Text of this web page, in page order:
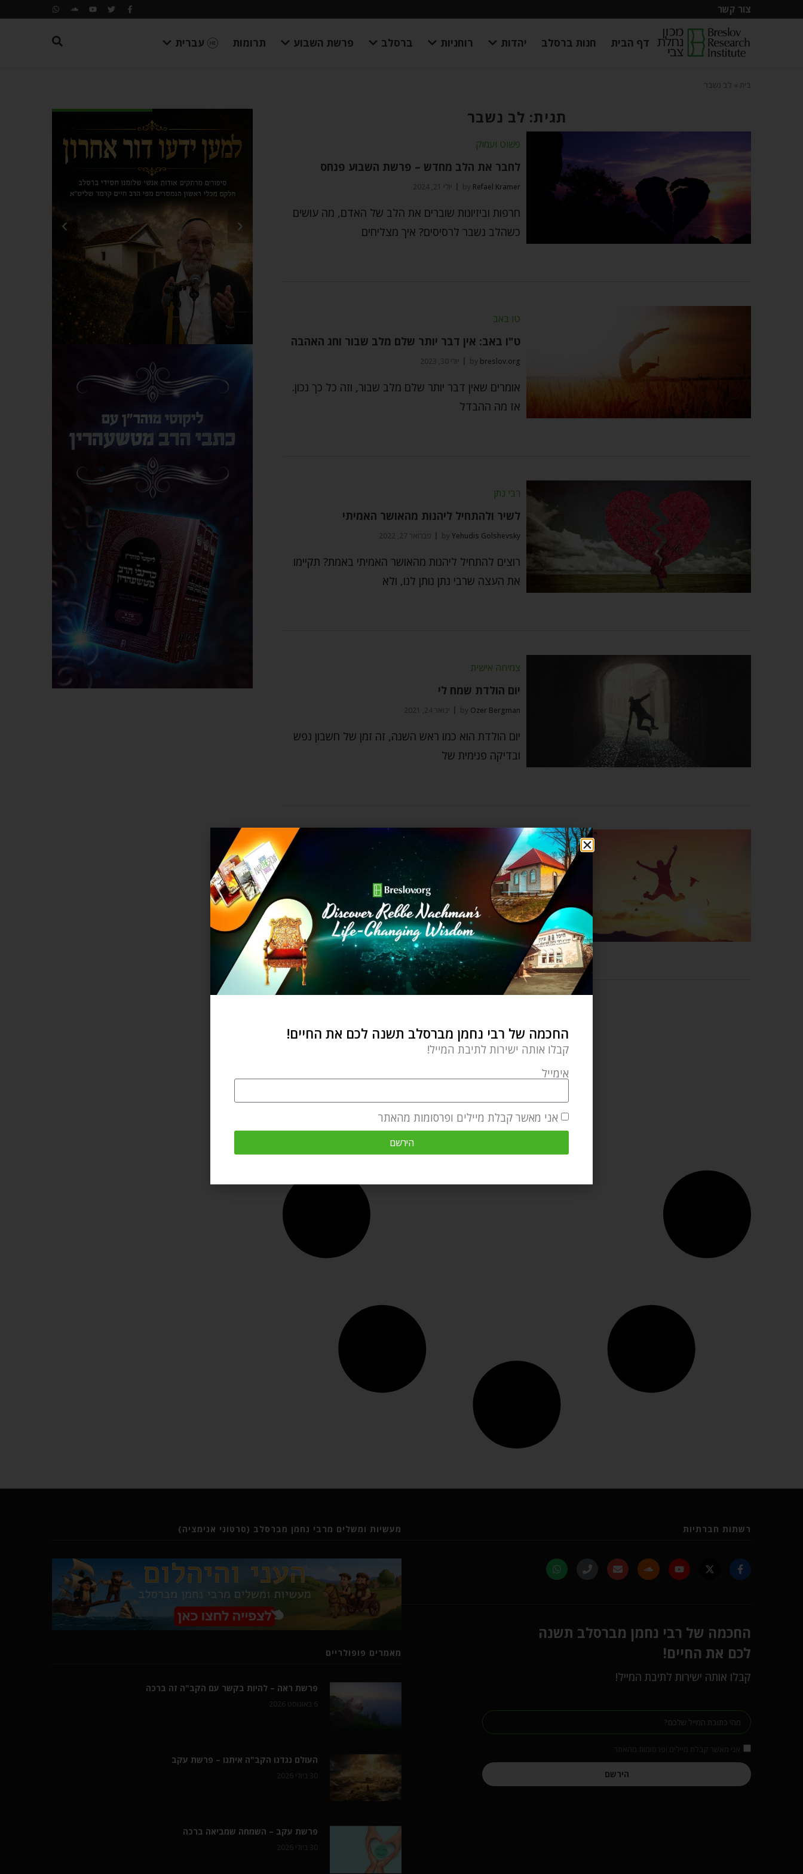
צור קשר
דף הבית חנות ברסלב יהדות רוחניות ברסלב פרשת השבוע תרומות עברית
בית לב נשבר
תגית: לב נשבר
פשוט ועמוק
לחבר את הלב מחדש – פרשת השבוע פנחס
by Refael Kramer יולי 21, 2024
חרפות וביזיונות שוברים את הלב של האדם, מה עושים
כשהלב נשבר לרסיסים? איך מצליחים
טו באב
ט"ו באב: אין דבר יותר שלם מלב שבור וחג האהבה
by breslov.org יולי 30, 2023
אומרים שאין דבר יותר שלם מלב שבור, וזה כל כך נכון.
אז מה ההבדל
רבי נתן
לשיר ולהתחיל ליהנות מהאושר האמיתי
by Yehudis Golshevsky פברואר 27, 2022
רוצים להתחיל ליהנות מהאושר האמיתי באמת? תקיימו
את העצה שרבי נתן נותן לנו, ולא
צמיחה אישית
יום הולדת שמח לי
by Ozer Bergman ינואר 24, 2021
יום הולדת הוא כמו ראש השנה, זה זמן של חשבון נפש
ובדיקה פנימית של
רבי נחמן
שמח ורגוע
Davy Dombrowsky
השמחה היא הביטוי הכי נכון לחופש והחירות האמיתיים
שכולנו משתוקקים אליהם, ורבי נחמן מגלה
רשתות חברתיות
החכמה של רבי נחמן מברסלב תשנה
לכם את החיים!
קבלו אותה ישירות לתיבת המייל!
הירשם
מעשיות ומשלים מרבי נחמן מברסלב (סרטוני אנימציה)
מאמרים פופולריים
פרשת ראה – להיות בקשר עם הקב"ה זה ברכה
העולם נגדנו הקב"ה איתנו – פרשת עקב
פרשת עקב – השמחה שמביאה ברכה
החכמה של רבי נחמן מברסלב תשנה לכם את החיים!
קבלו אותה ישירות לתיבת המייל!
אימייל
אני מאשר קבלת מיילים ופרסומות מהאתר
הירשם